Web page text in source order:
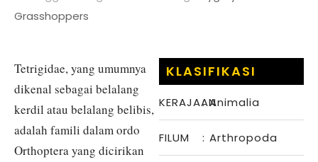
Grasshoppers
KLASIFIKASI
KERAJAAN
: Animalia
FILUM : Arthropoda
Tetrigidae, yang umumnya
dikenal sebagai belalang
kerdil atau belalang belibis,
adalah famili dalam ordo
Orthoptera yang dicirikan